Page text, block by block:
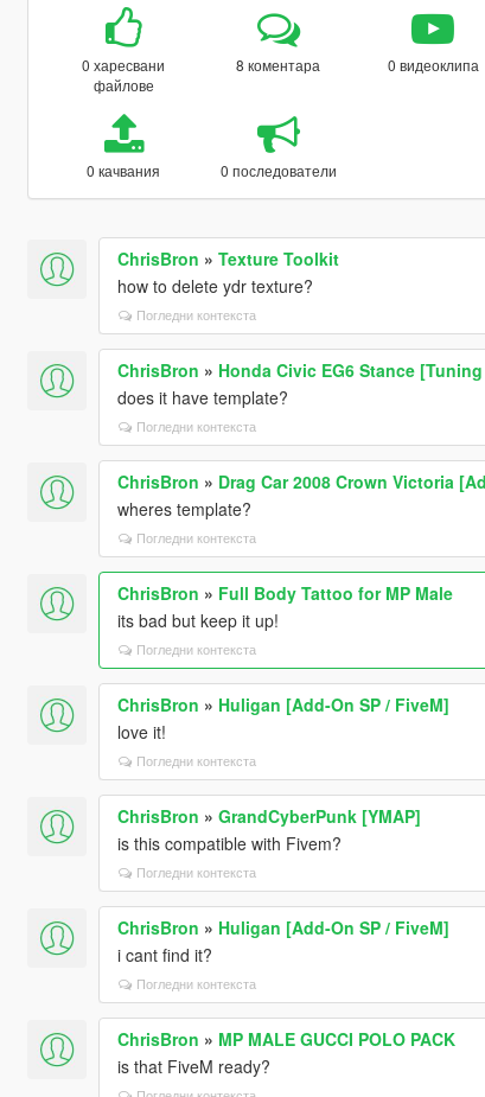
0 харесвани
файлове
8 коментара 0 видеоклипа
0 качвания 0 последователи
ChrisBron » Texture Toolkit
how to delete ydr texture?
Погледни контекста
ChrisBron » Honda Civic EG6 Stance
does it have template?
Погледни контекста
ChrisBron » Drag Car 2008 Crown Victoria
wheres template?
Погледни контекста
ChrisBron » Full Body Tattoo for MP Male
its bad but keep it up!
Погледни контекста
ChrisBron » Huligan [Add-On SP / FiveM]
love it!
Погледни контекста
ChrisBron » GrandCyberPunk [YMAP]
is this compatible with Fivem?
Погледни контекста
ChrisBron » Huligan [Add-On SP / FiveM]
i cant find it?
Погледни контекста
ChrisBron » MP MALE GUCCI POLO PACK
is that FiveM ready?